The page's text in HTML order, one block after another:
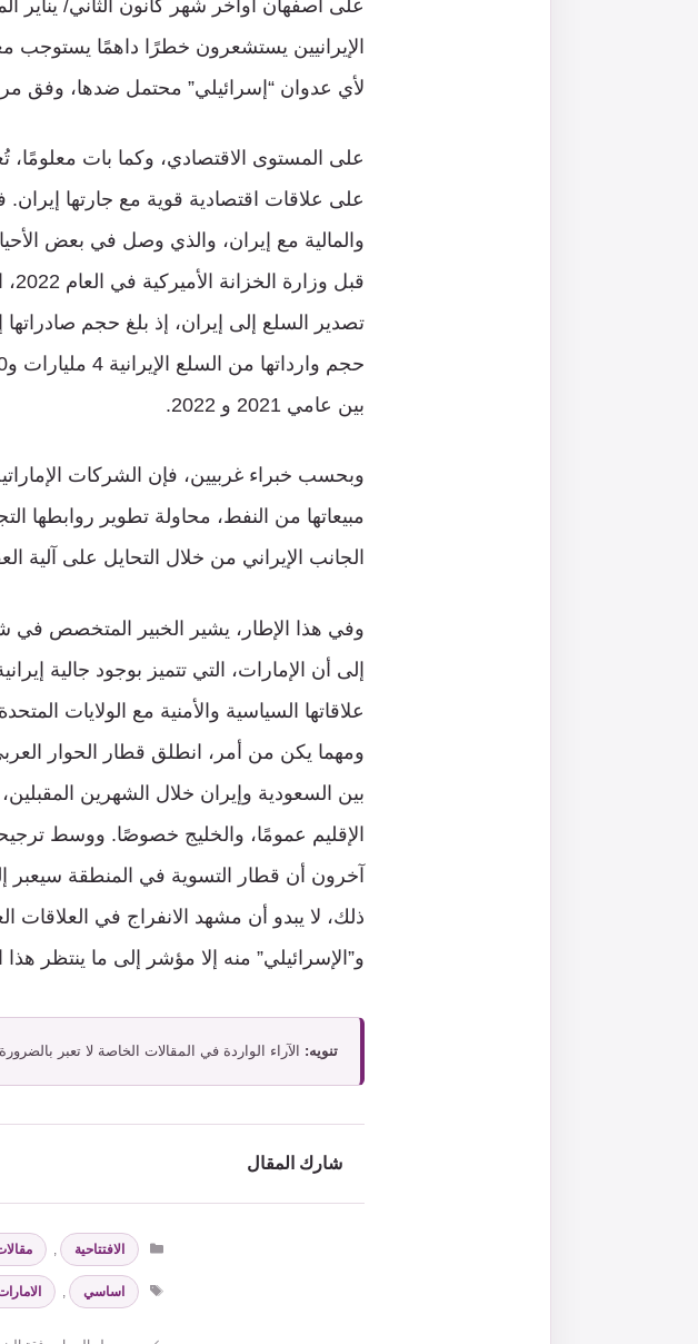
على أصفهان أواخر شهر كانون الثاني/ يناير
الإيرانيين يستشعرون خطرًا داهمًا يستوجب
لأي عدوان “إسرائيلي” محتمل ضدها، وفق
على المستوى الاقتصادي، وكما بات معلومًا،
على علاقات اقتصادية قوية مع جارتها
والمالية مع إيران، والذي وصل في بعض
بين عامي 2021 و 2022.
وبحسب خبراء غربيين، فإن الشركات
مبيعاتها من النفط، محاولة تطوير روابطها
الجانب الإيراني من خلال التحايل على آلية
وفي هذا الإطار، يشير الخبير المتخصص في
إلى أن الإمارات، التي تتميز بوجود جالية
علاقاتها السياسية والأمنية مع الولايات
ومهما يكن من أمر، انطلق قطار الحوار
بين السعودية وإيران خلال الشهرين
الإقليم عمومًا، والخليج خصوصًا. ووسط
آخرون أن قطار التسوية في المنطقة سيعبر
ذلك، لا يبدو أن مشهد الانفراج في العلاقات
و”الإسرائيلي” منه إلا مؤشر إلى ما ينتظر
تنويه: الآراء الواردة في المقالات الخاصة لا تعبر
شارك المقال
التصنيفات
الافتتاحية
الوسوم
اساسي